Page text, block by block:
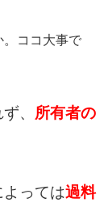
ココ大事で
、 所有者の
っては過料